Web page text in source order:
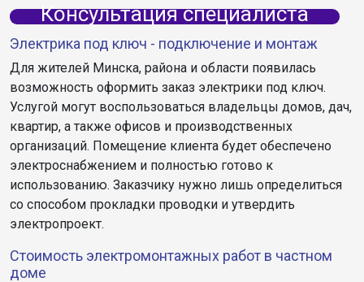
Консультация специалиста
Электрика под ключ - подключение и монтаж
Для жителей Минска, района и области появилась
возможность оформить заказ электрики под ключ.
Услугой могут воспользоваться владельцы домов, дач,
квартир, а также офисов и производственных
организаций. Помещение клиента будет обеспечено
электроснабжением и полностью готово к
использованию. Заказчику нужно лишь определиться
со способом прокладки проводки и утвердить
электропроект.
Стоимость электромонтажных работ в частном
доме